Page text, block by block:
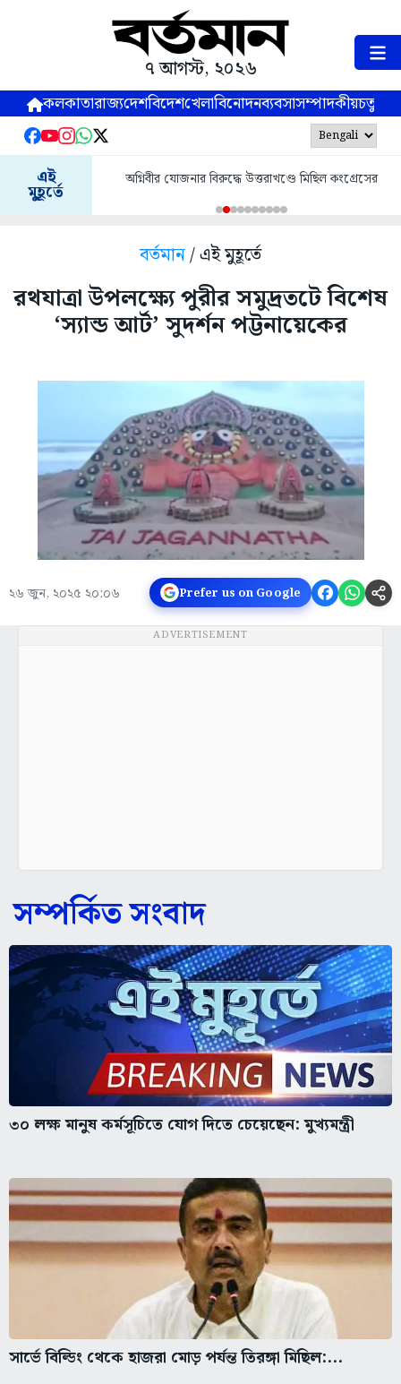
৭ আগস্ট, ২০২৬
কলকাতারাজ্যদেশবিদেশখেলাবিনোদনব্যবসাসম্পাদকীয়
এই
মুহূর্তে
অগ্নিবীর যোজনার বিরুদ্ধে উত্তরাখণ্ডে মিছিল কংগ্রেসের
বর্তমান/ এই মুহূর্তে
রথযাত্রা উপলক্ষ্যে পুরীর সমুদ্রতটে বিশেষ
‘স্যান্ড আর্ট’ সুদর্শন পট্টনায়েকের
২৬ জুন, ২০২৫ ২০:০৬ Prefer us on Google
ADVERTISEMENT
সম্পর্কিত সংবাদ
৩০ লক্ষ মানুষ কর্মসূচিতে যোগ দিতে চেয়েছেন: মুখ্যমন্ত্রী
সার্ভে বিল্ডিং থেকে হাজরা মোড় পর্যন্ত তিরঙ্গা মিছিল:...